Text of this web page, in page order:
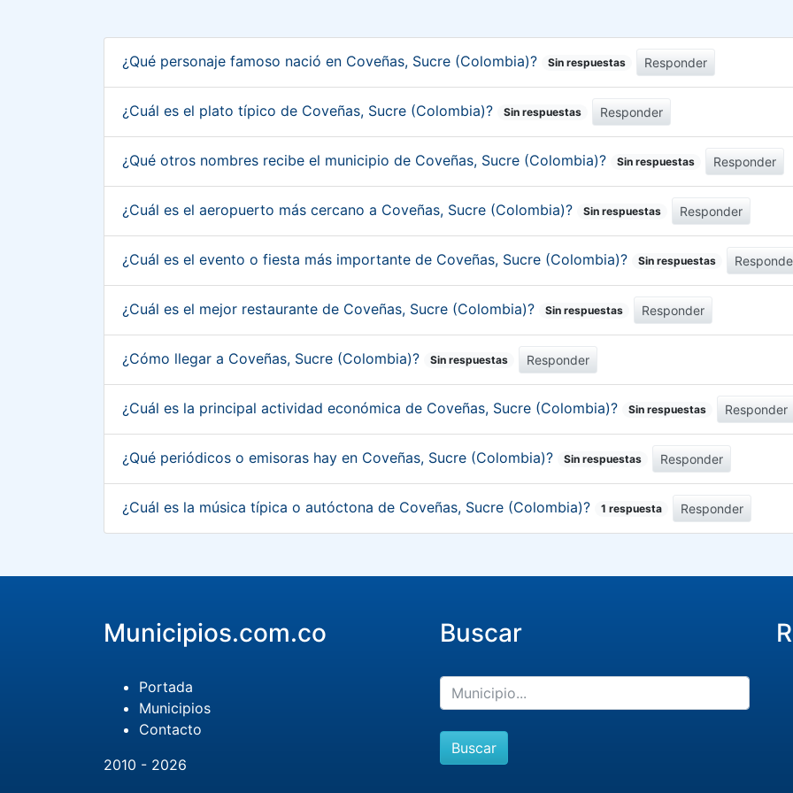
¿Qué personaje famoso nació en Coveñas, Sucre (Colombia)? Sin respuestas Responder
¿Cuál es el plato típico de Coveñas, Sucre (Colombia)? Sin respuestas Responder
¿Qué otros nombres recibe el municipio de Coveñas, Sucre (Colombia)? Sin respuestas Responder
¿Cuál es el aeropuerto más cercano a Coveñas, Sucre (Colombia)? Sin respuestas Responder
¿Cuál es el evento o fiesta más importante de Coveñas, Sucre (Colombia)? Sin respuestas
¿Cuál es el mejor restaurante de Coveñas, Sucre (Colombia)? Sin respuestas Responder
¿Cómo llegar a Coveñas, Sucre (Colombia)? Sin respuestas Responder
¿Cuál es la principal actividad económica de Coveñas, Sucre (Colombia)? Sin respuestas Responder
¿Qué periódicos o emisoras hay en Coveñas, Sucre (Colombia)? Sin respuestas Responder
¿Cuál es la música típica o autóctona de Coveñas, Sucre (Colombia)? 1 respuesta Responder
Municipios.com.co
Portada
Municipios
Contacto
2010 - 2026
Buscar
Buscar